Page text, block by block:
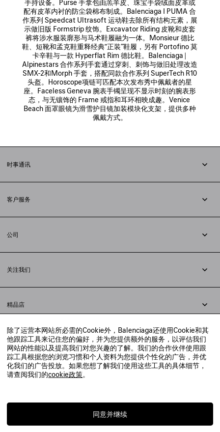
除了运营本网站所必需的Cookie外，Balenciaga还使用Cookie和其
他跟踪工具来记住您的偏好，并为您提供额外的服务，以评估我们
网站的性能以及提高我们对您兴趣的了解。我们的合作伙伴使用跟
踪工具根据您的浏览习惯和个人资料为您提供个性化的广告，并优
化我们的广告投放。如果您想了解我们使用这些工具的具体细节，
请查阅我们的cookie政策。
同意并继续
手持设备。Purse 手拿包由羔羊皮、珠宝手袋绒面皮革或
配有皮革内衬的防尘袋棉布制成。Balenciaga I PUMA 合
作系列 Speedcat Ultrasoft 运动鞋去除所有结构元素，展
示做旧版 Formstrip 纹饰。Excavator Riding 皮靴和皮套
裤将涉水服装廓形与马术鞋履融为一体。Monsieur 德比
鞋、短靴和孟克鞋重释经典”正装“鞋履，另有 Portofino 莫
卡辛鞋与一款 Hyperflat Rim 德比鞋。Balenciaga |
Alpinestars 合作系列手套通过穿刺、刺饰与做旧处理改造
SMX-2和Morph 手套，搭配同款合作系列 SuperTech R10
头盔。Horoscope项链可匹配本次发布秀中佩戴者的星
座。Faceless Geneva 腕表手镯呈现不显示时刻的腕表形
态，与无镶饰的 Frame 戒指和耳环相映成趣。Venice
Beach 面罩眼镜为滑雪护目镜加装模块化支架，提供多种
佩戴方式。
时事通讯
客户服务
配送方式
支付
常见问题解答
公司
法律问题
联合国世界粮食计划署
举报平台
关注我们
小红书
精品店
寻找附近的精品店
实时聊天客服
发送邮件
我们将在24小时内给予回复
联系我们：400-610-6018
© 2020 巴黎世家贸易（上海）有限公司
上海工商行政管理